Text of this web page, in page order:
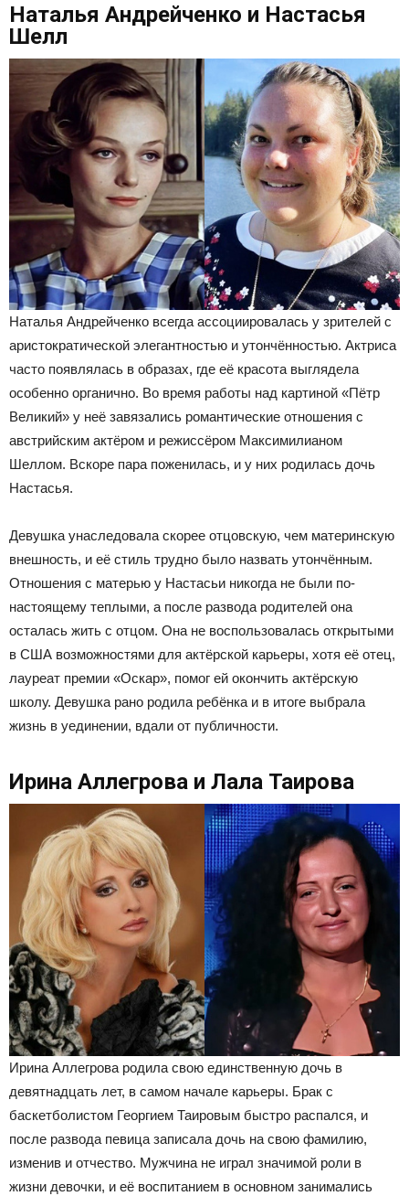
Наталья Андрейченко и Настасья
Шелл
Наталья Андрейченко всегда ассоциировалась у зрителей с
аристократической элегантностью и утончённостью. Актриса
часто появлялась в образах, где её красота выглядела
особенно органично. Во время работы над картиной «Пётр
Великий» у неё завязались романтические отношения с
австрийским актёром и режиссёром Максимилианом
Шеллом. Вскоре пара поженилась, и у них родилась дочь
Настасья.
Девушка унаследовала скорее отцовскую, чем материнскую
внешность, и её стиль трудно было назвать утончённым.
Отношения с матерью у Настасьи никогда не были по-
настоящему теплыми, а после развода родителей она
осталась жить с отцом. Она не воспользовалась открытыми
в США возможностями для актёрской карьеры, хотя её отец,
лауреат премии «Оскар», помог ей окончить актёрскую
школу. Девушка рано родила ребёнка и в итоге выбрала
жизнь в уединении, вдали от публичности.
Ирина Аллегрова и Лала Таирова
Ирина Аллегрова родила свою единственную дочь в
девятнадцать лет, в самом начале карьеры. Брак с
баскетболистом Георгием Таировым быстро распался, и
после развода певица записала дочь на свою фамилию,
изменив и отчество. Мужчина не играл значимой роли в
жизни девочки, и её воспитанием в основном занимались